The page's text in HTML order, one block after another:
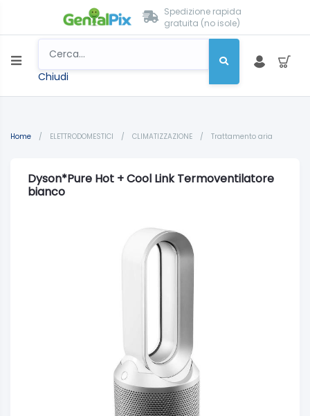
Spedizione rapida
gratuita (no isole)
Chiudi
Home / ELETTRODOMESTICI / CLIMATIZZAZIONE / Trattamento aria
Dyson*Pure Hot + Cool Link Termoventilatore
bianco